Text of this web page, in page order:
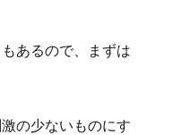
あるので、まずは
の少ないものにす